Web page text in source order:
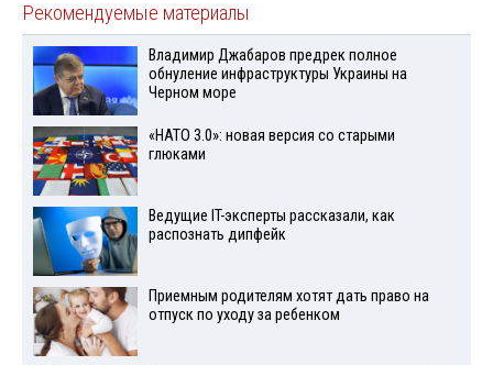
Рекомендуемые материалы
Владимир Джабаров предрек полное
обнуление инфраструктуры Украины на
Черном море
«НАТО 3.0»: новая версия со старыми
глюками
Ведущие IT-эксперты рассказали, как
распознать дипфейк
Приемным родителям хотят дать право на
отпуск по уходу за ребенком